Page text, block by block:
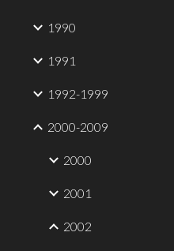
1990
1991
1992-1999
2000-2009
2000
2001
2002